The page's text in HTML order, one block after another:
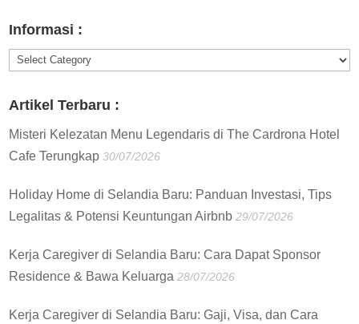
Informasi :
Informasi
Artikel Terbaru :
Misteri Kelezatan Menu Legendaris di The Cardrona Hotel
Cafe Terungkap 30/07/2026
Holiday Home di Selandia Baru: Panduan Investasi, Tips
Legalitas & Potensi Keuntungan Airbnb 29/07/2026
Kerja Caregiver di Selandia Baru: Cara Dapat Sponsor
Residence & Bawa Keluarga 28/07/2026
Kerja Caregiver di Selandia Baru: Gaji, Visa, dan Cara